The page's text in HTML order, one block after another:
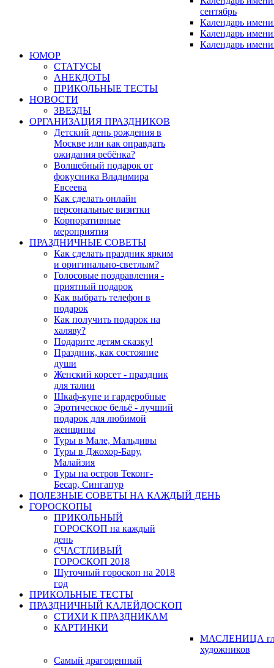
сентябрь
Календарь
Календарь
Календарь
ЮМОР
СТАТУСЫ
АНЕКДОТЫ
ПРИКОЛЬНЫЕ ТЕСТЫ
НОВОСТИ
ЗВЕЗДЫ
ОРГАНИЗАЦИЯ ПРАЗДНИКОВ
Детский день рождения в
Москве или как оправдать
ожидания ребёнка?
Волшебный подарок от
фокусника Владимира
Евсеева
Как сделать онлайн
персональные визитки
Корпоративные
мероприятия
ПРАЗДНИЧНЫЕ СОВЕТЫ
Как сделать праздник ярким
и оригинально-светлым?
Голосовые поздравления -
приятный подарок
Как выбрать телефон в
подарок
Как получить подарок на
халяву?
Подарите детям сказку!
Праздник, как состояние
души
Женский корсет - праздник
для талии
Шкаф-купе и гардеробные
Эротическое бельё - лучший
подарок для любимой
женщины
Туры в Мале, Мальдивы
Туры в Джохор-Бару,
Малайзия
Туры на остров Теконг-
Бесар, Сингапур
ПОЛЕЗНЫЕ СОВЕТЫ НА КАЖДЫЙ ДЕНЬ
ГОРОСКОПЫ
ПРИКОЛЬНЫЙ
ГОРОСКОП на каждый
день
СЧАСТЛИВЫЙ
ГОРОСКОП 2018
Шуточный гороскоп на 2018
год
ПРИКОЛЬНЫЕ ТЕСТЫ
ПРАЗДНИЧНЫЙ КАЛЕЙДОСКОП
СТИХИ К ПРАЗДНИКАМ
КАРТИНКИ
МАСЛЕНИЦА
художников
Самый драгоценный